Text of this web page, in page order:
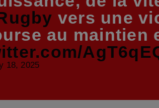
vers une
au maintien
18, 2025